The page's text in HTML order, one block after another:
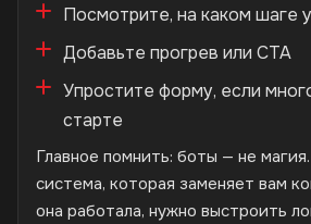
Посмотрите, на каком шаге
Добавьте прогрев или CTA
Упростите форму, если
старте
Главное помнить: боты — не
система, которая заменяет вам
она работала, нужно выстроить